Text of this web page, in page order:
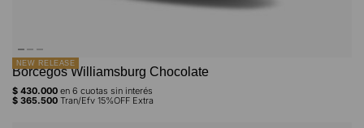
NEW RELEASE
Borcegos Williamsburg Chocolate
$ 430.000 en 6 cuotas sin interés
$ 365.500 Tran/Efv 15%OFF Extra